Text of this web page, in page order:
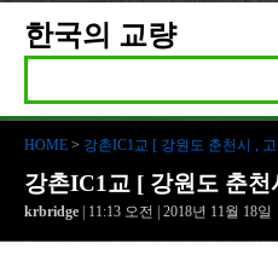
한국의 교량
HOME > 강촌IC1교 [ 강원도 춘천시 ,
강촌IC1교 [ 강원도 춘
krbridge | 11:13 오전 | 2018년 11월 18일